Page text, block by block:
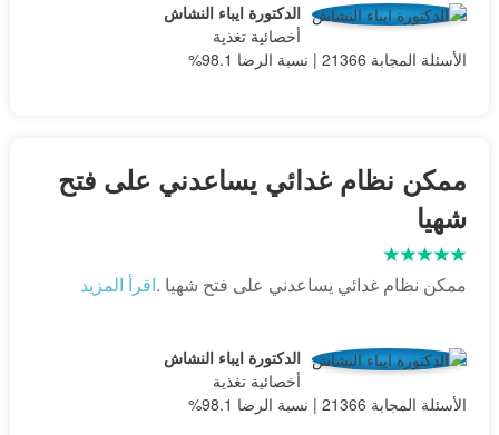
الدكتورة ايباء النشاش
أخصائية تغذية
الأسئلة المجابة 21366 | نسبة الرضا 98.1%
ممكن نظام غدائي يساعدني على فتح
شهيا
ممكن نظام غدائي يساعدني على فتح شهيا .اقرأ المزيد
الدكتورة ايباء النشاش
أخصائية تغذية
الأسئلة المجابة 21366 | نسبة الرضا 98.1%